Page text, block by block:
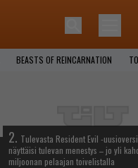
BEASTS OF REINCARNATION
2. Tulevasta Resident Evil -
näyttäisi tulevan menestys – jo yli
miljoonan pelaajan toivelistalla